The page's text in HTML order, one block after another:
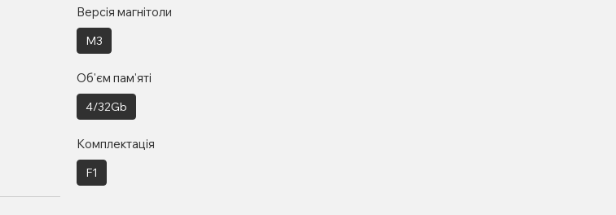
Версія магнітоли
M3
Об'єм пам'яті
4/32Gb
Комплектація
F1